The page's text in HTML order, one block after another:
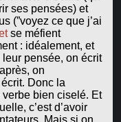
ses pensées) et
(”voyez ce que j’ai
se méfient
: idéalement, et
leur pensée, on écrit
on
Donc la
verbe bien ciselé. Et
c’est d’avoir
Mais si on